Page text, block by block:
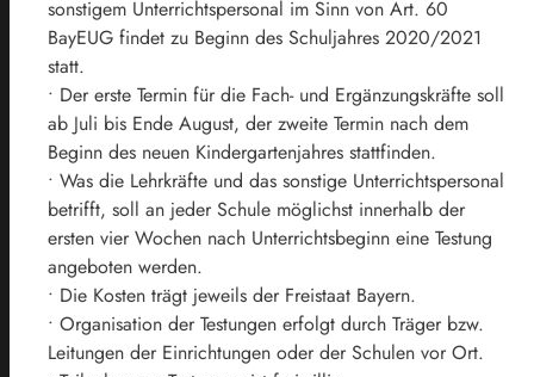
sonstigem Unterrichtspersonal im Sinn von Art. 60
BayEUG findet zu Beginn des Schuljahres 2020/2021
statt.
• Der erste Termin für die Fach- und Ergänzungskräfte soll
ab Juli bis Ende August, der zweite Termin nach dem
Beginn des neuen Kindergartenjahres stattfinden.
• Was die Lehrkräfte und das sonstige Unterrichtspersonal
betrifft, soll an jeder Schule möglichst innerhalb der
ersten vier Wochen nach Unterrichtsbeginn eine Testung
angeboten werden.
• Die Kosten trägt jeweils der Freistaat Bayern.
• Organisation der Testungen erfolgt durch Träger bzw.
Leitungen der Einrichtungen oder der Schulen vor Ort.